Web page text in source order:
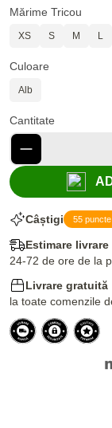
Mărime Tricou
XS S M L
Culoare
Alb
Cantitate
Câștigi 55
Estimare livrare
24-72 de ore de la
Livrare gratuită
la toate comenzile